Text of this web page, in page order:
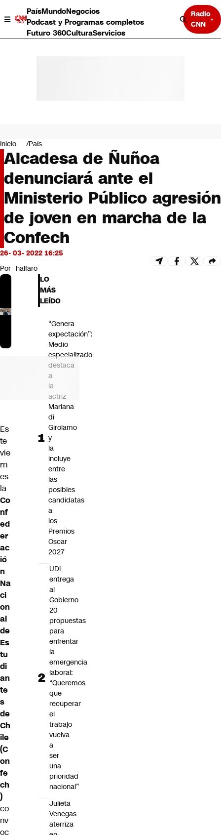
PaísMundoNegocios
Podcast y Programas completos
Futuro 360CulturaServicios
Radio
CNN
Negocios
Deportes
Programas completos
Cultura
Servicios
Bits
CNN tiempo
Futuro 360
Opinión
Inicio País
Alcadesa de Ñuñoa
denunciará ante el
Ministerio Público agresión
de joven en marcha de la
Confech
26- 03- 2022 16:25
Por halfaro
Es
te
vie
rn
es
la
Co
nf
ed
er
ac
ió
n
Na
ci
on
al
de
Es
tu
di
an
te
s
de
Ch
ile
(C
on
fe
ch
)
co
nv
oc
LO
MÁS
LEÍDO
“Genera
expectación”:
Medio
especializado
destaca
a
la
actriz
Mariana
di
Girolamo
y
la
incluye
entre
las
posibles
candidatas
a
los
Premios
Oscar
2027
UDI
entrega
al
Gobierno
20
propuestas
para
enfrentar
la
emergencia
laboral:
“Queremos
que
recuperar
el
trabajo
vuelva
a
ser
una
prioridad
nacional”
Julieta
Venegas
aterriza